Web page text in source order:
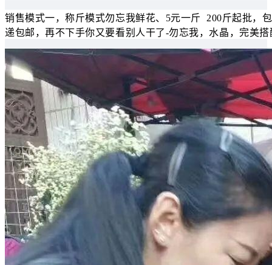
销售模式一，称斤模式勿忘我鲜花、5元一斤 200斤起批，
递包邮，再不下手你又要看别人干了-勿忘我，水晶，完美搭